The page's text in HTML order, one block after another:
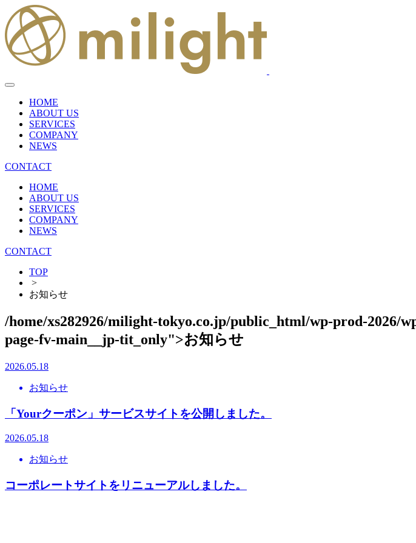
HOME
ABOUT US
SERVICES
COMPANY
NEWS
CONTACT
HOME
ABOUT US
SERVICES
COMPANY
NEWS
CONTACT
TOP
>
お知らせ
/home/xs282926/milight-tokyo.co.jp/public_html/wp-prod-2026/
page-fv-main__jp-tit_only">お知らせ
2026.05.18
お知らせ
「Yourクーポン」サービスサイトを公開しました。
2026.05.18
お知らせ
コーポレートサイトをリニューアルしました。